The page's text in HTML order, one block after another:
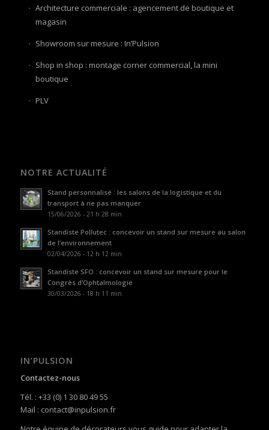
Architecture commerciale : agencement de boutique et
magasin
Showroom sur mesure : In’Pulsion
Shop in shop : montage corner commercial, la mini
boutique
PLV
NOTRE ACTUALITÉ
Stand personnalisé : les salons de la logistique et du
transport à ne pas manquer
15/06/2026 - 21 h 28 min
Standiste Pollutec : concevoir un stand sur mesure au salon
de l’environnement
02/04/2026 - 12 h 12 min
Standiste SFO : concevoir un stand sur mesure pour le
Congrès d’Ophtalmologie
30/03/2026 - 18 h 11 min
IN’PULSION
Contactez-nous
Tél. : +33 (0) 1 30 80 49 55
Mail : contact@inpulsion.fr